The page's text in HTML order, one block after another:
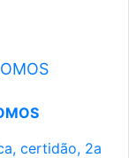
certidão, 2a